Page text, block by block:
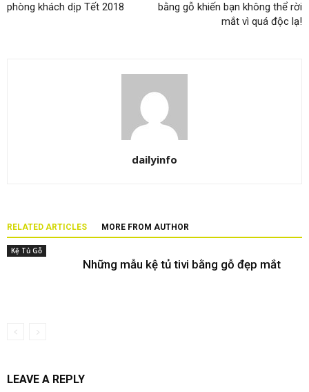
phòng khách dịp Tết 2018
bằng gỗ khiến bạn không thể rời
mắt vì quá độc lạ!
dailyinfo
RELATED ARTICLES MORE FROM AUTHOR
Kệ Tủ Gỗ
Những mẫu kệ tủ tivi bằng gỗ đẹp mắt
LEAVE A REPLY